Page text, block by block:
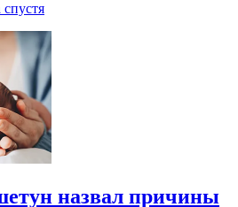
спустя
назвал причины